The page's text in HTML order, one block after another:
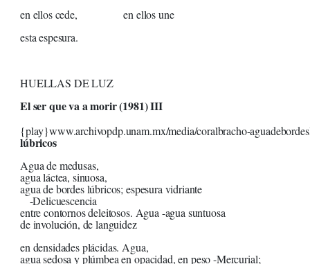
en ellos cede, en ellos une
esta espesura.
HUELLAS DE LUZ
El ser que va a morir (1981) III
{play}www.archivopdp.unam.mx/media/coralbracho-
lúbricos
Agua de medusas,
agua láctea, sinuosa,
agua de bordes lúbricos; espesura vidriante
-Delicuescencia
entre contornos deleitosos. Agua -agua suntuosa
de involución, de languidez
en densidades plácidas. Agua,
agua sedosa y plúmbea en opacidad, en peso -Mercurial;